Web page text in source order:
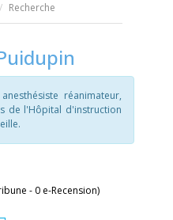
Recherche
réanimateur,
de l'Hôpital d'instruction
- 0 e-Recension)